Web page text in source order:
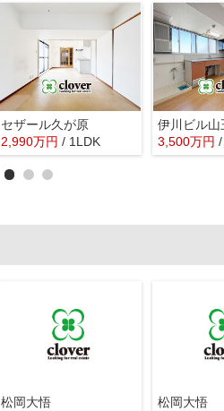
セザール久が原
2,990万円 / 1LDK 3,500万円
松岡大悟 松岡大悟